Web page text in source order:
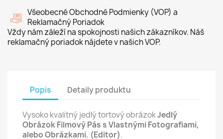
Všeobecné Obchodné Podmienky (VOP) a
Reklamačný Poriadok
Vždy nám záleží na spokojnosti našich zákazníkov. Náš
reklamačný poriadok nájdete v našich VOP.
Popis Detaily produktu
Vysoko kvalitný jedlý tortový obrázokJedlý
Obrázok Filmový Pás s Vlastnými Fotografiami,
alebo Obrázkami. (Editor).